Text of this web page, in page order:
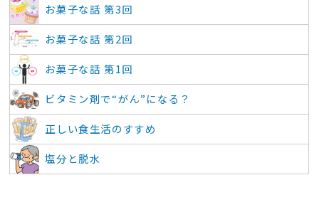
お菓子な話 第3回
お菓子な話 第2回
お菓子な話 第1回
ビタミン剤で“がん”になる？
正しい食生活のすすめ
塩分と脱水